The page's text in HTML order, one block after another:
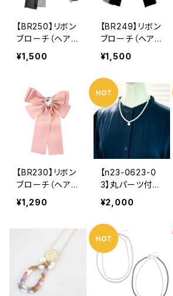
【BR250】リボン
ブローチ（ヘアア
クセにも）【送料
無料】オーガン
ブローチ ハー
ト ビジュー
ブラック クラシ
カル フェミニ
ン ゴスロリ
ガーリー ヘア
ース
¥1,500
【BR249】リボン
ブローチ（ヘアア
クセにも）【送料
無料】オーガン
ジー リボン
ブローチ ビジ
ュー パール
ブラック クラシ
カル フェミニ
ン ゴスロリ
ガーリー ヘア
アクセ レディ
ース
¥1,500
【BR230】リボン
ブローチ（ヘアア
クセにも）【送料
無料】オーガン
ブローチ ハー
ト ビジュー
ブラック ピン
ク クラシカ
ル フェミニ
¥1,290
【n23-0623-0
3】丸パーツ付き
パールネックレ
ス【送料無料】
トレンド パー
ル チェーン
重ね付け ２W
AY フォーマ
ル カジュア
ル ナチュラ
¥2,000